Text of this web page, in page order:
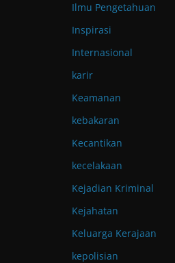
Ilmu Pengetahuan
Inspirasi
Internasional
karir
Keamanan
kebakaran
Kecantikan
kecelakaan
Kejadian Kriminal
Kejahatan
Keluarga Kerajaan
kepolisian